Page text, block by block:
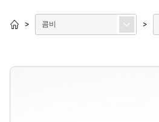
> 콤비 >